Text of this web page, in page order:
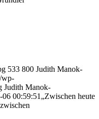
533 800 Judith Manok-
wp-
Judith Manok-
06 00:59:51 „Zwischen heute